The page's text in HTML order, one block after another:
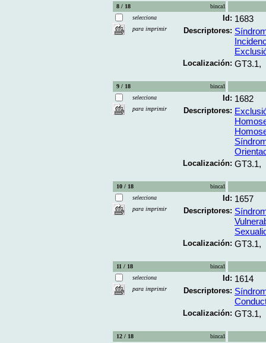
8 / 18
binca1
selecciona
para imprimir
Id: 1683
Descriptores:
Localización: GT3.1,
9 / 18
binca1
selecciona
para imprimir
Id: 1682
Descriptores:
Localización: GT3.1,
10 / 18
binca1
selecciona
para imprimir
Id: 1657
Descriptores:
Localización: GT3.1,
11 / 18
binca1
selecciona
para imprimir
Id: 1614
Descriptores:
Localización: GT3.1,
12 / 18
binca1